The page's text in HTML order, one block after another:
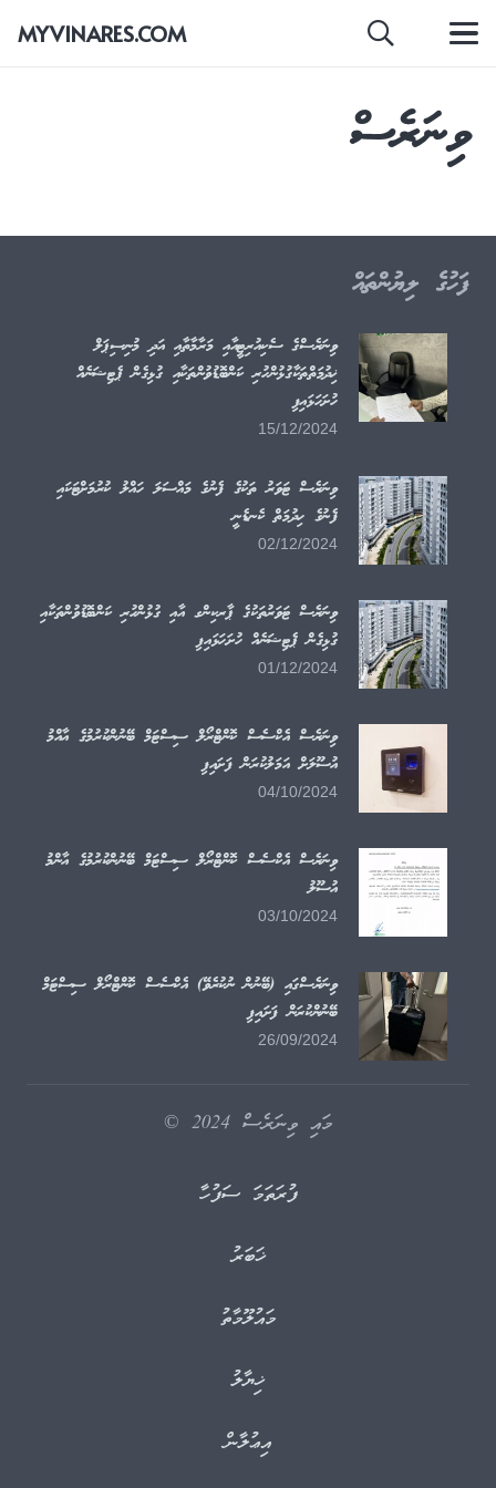
MYVINARES.COM
ވިނަރެސް
ވިނަރެސްގެ ސެކިއުރިޓީއާއި މަރާމާތާއި އަދި މުނިސިޕަލް
ޚިދުމަތްތަކާގުޅުންހުރި ކަންބޮޑުވުންތަކާއި ގުޅިގެން ޕެޓިޝަނެއް
ފަހުގެ ލިޔުންތައް
ވިނަރެސްގެ ސެކިއުރިޓީއާއި މަރާމާތާއި އަދި މުނިސިޕަލް
ޚިދުމަތްތަކާގުޅުންހުރި ކަންބޮޑުވުންތަކާއި ގުޅިގެން ޕެޓިޝަނެއް
ހުށަހަޅައިފި
15/12/2024
ވިނަރެސް ޓަވަރު ތަކުގެ ފެނުގެ މައްސަލަ ހައްލު ކުރުމަށްޓަކައި
ފެނުގެ ހިދުމަތް ކެނޑެނީ
02/12/2024
ވިނަރެސް ޓަވަރުތަކުގެ ޕާރކިންގ އާއި ގުޅުންހުރި ކަންބޮޑުވުންތަކާއި
ގުޅިގެން ޕެޓިޝަނެއް ހުށަހަޅައިފި
01/12/2024
ވިނަރެސް އެކްސެސް ކޮންޓްރޯލް ސިސްޓަމް ބޭނުންކުރުމުގެ އާއްމު
އުސޫލަށް އަމަލުކުރަން ފަށައިފި
04/10/2024
ވިނަރެސް އެކްސެސް ކޮންޓްރޯލް ސިސްޓަމް ބޭނުންކުރުމުގެ އާންމު
އުސޫލު
03/10/2024
ވިނަރެސްގައި (ބޭނުން ނުކުރެވޭ) އެކްސެސް ކޮންޓްރޯލް ސިސްޓަމް
ބޭނުންކުރަން ފަށައިފި
26/09/2024
މައި ވިނަރެސް 2024 ©
ފުރަތަމަ ސަފުހާ
ޚަބަރު
މައުލޫމާތު
ޚިޔާލު
އިޢުލާން